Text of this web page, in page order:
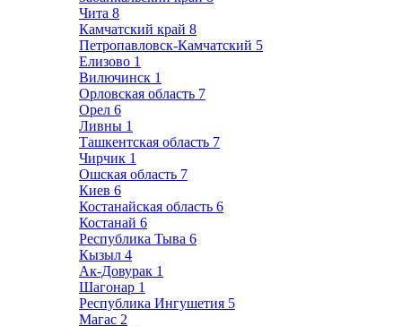
Чита 8
Камчатский край 8
Петропавловск-Камчатский 5
Елизово 1
Вилючинск 1
Орловская область 7
Орел 6
Ливны 1
Ташкентская область 7
Чирчик 1
Ошская область 7
Киев 6
Костанайская область 6
Костанай 6
Республика Тыва 6
Кызыл 4
Ак-Довурак 1
Шагонар 1
Республика Ингушетия 5
Магас 2